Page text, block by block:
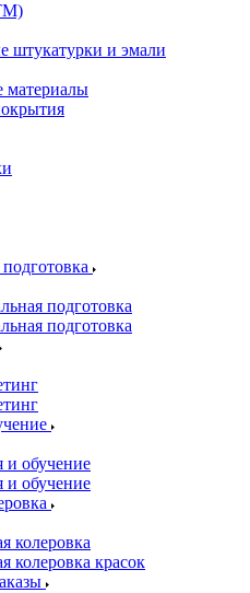
штукатурки и эмали
материалы
подготовка
подготовка
и обучение
и обучение
колеровка
колеровка красок